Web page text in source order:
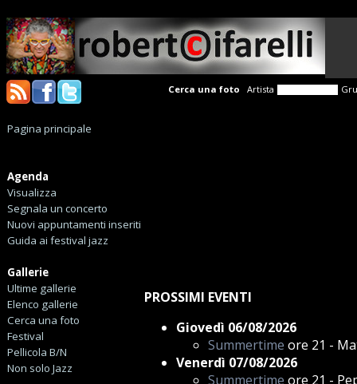
Cerca una foto Artista
Pagina principale
Agenda
Visualizza
Segnala un concerto
Nuovi appuntamenti inseriti
Guida ai festival jazz
Gallerie
Ultime gallerie
Elenco gallerie
Cerca una foto
Festival
Pellicola B/N
Non solo Jazz
PROSSIMI EVENTI
Giovedì 06/08/2026
Summertime ore 21 -
Venerdì 07/08/2026
Summertime ore 21 -